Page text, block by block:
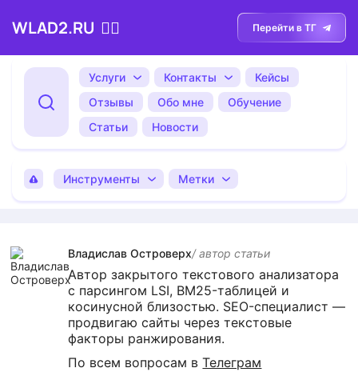
WLAD2.RU 💁‍♂️ Перейти в ТГ
Услуги Контакты
Кейсы
Отзывы
Обо мне
Обучение
Статьи
Новости
Инструменты Метки
Владислав Островерх/ автор cтатьи
Автор закрытого текстового анализатора
с парсингом LSI, BM25-таблицей и
косинусной близостью. SEO-специалист —
продвигаю сайты через текстовые
факторы ранжирования.
По всем вопросам вТелеграм